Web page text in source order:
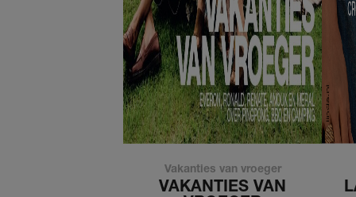
Vakanties van vroeger
VAKANTIES VAN